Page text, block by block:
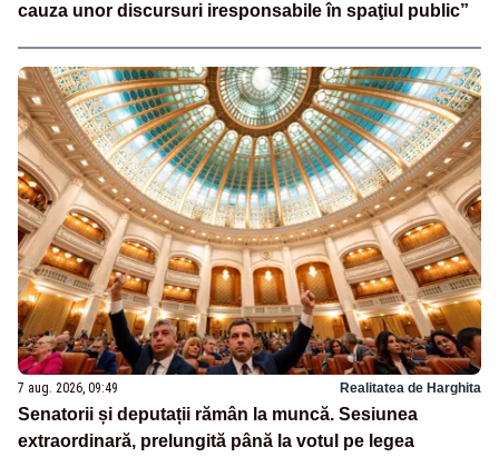
cauza unor discursuri iresponsabile în spaţiul public”
7 aug. 2026, 09:49 Realitatea de Harghita
Senatorii și deputații rămân la muncă. Sesiunea
extraordinară, prelungită până la votul pe legea